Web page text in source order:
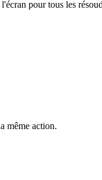
l'écran pour tous les
même action.